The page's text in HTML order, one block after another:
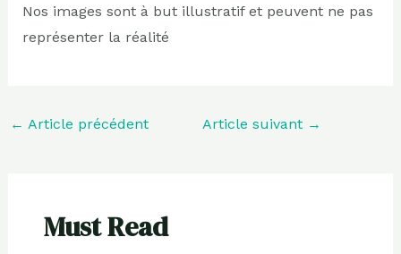
Nos images sont à but illustratif et peuvent ne pas
représenter la réalité
← Article précédent Article suivant →
Must Read